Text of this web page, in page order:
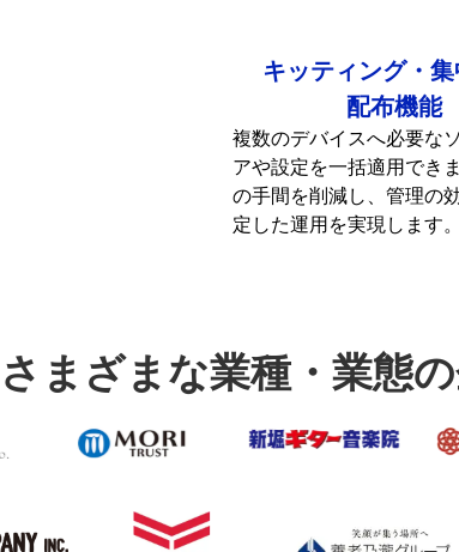
キッティング・
配布機能
複数のデバイスへ必要な
アや設定を一括適用でき
の手間を削減し、管理の
定した運用を実現します。
さまざまな業種・業態